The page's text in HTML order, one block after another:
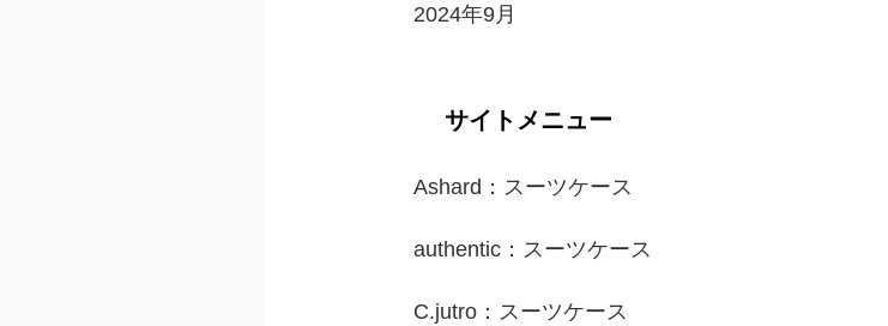
2024年9月
サイトメニュー
Ashard：スーツケース
authentic：スーツケース
C.jutro：スーツケース